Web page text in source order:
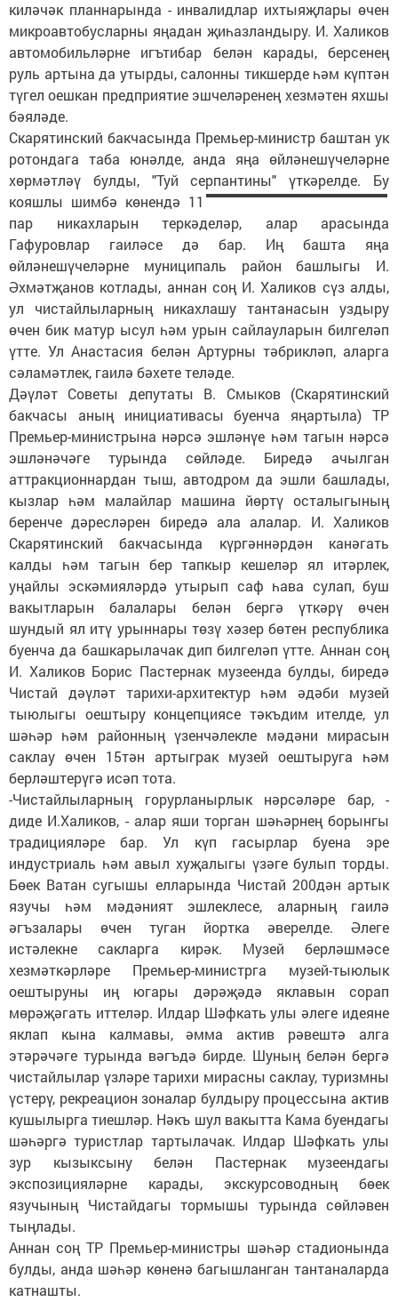
киләчәк планнарында - инвалидлар ихтыяҗлары өчен
микроавтобусларны яңадан җиһазландыру. И. Халиков
автомобильләрне игътибар белән карады, берсенең
руль артына да утырды, салонны тикшерде һәм күптән
түгел оешкан предприятие эшчеләренең хезмәтен яхшы
бәяләде.
Скарятинский бакчасында Премьер-министр баштан ук
ротондага таба юнәлде, анда яңа өйләнешүчеләрне
хөрмәтләү булды, "Туй серпантины" үткәрелде. Бу
кояшлы шимбә көнендә 11
пар никахларын теркәделәр, алар арасында
Гафуровлар гаиләсе дә бар. Иң башта яңа
өйләнешүчеләрне муниципаль район башлыгы И.
Әхмәтҗанов котлады, аннан соң И. Халиков сүз алды,
ул чистайлыларның никахлашу тантанасын уздыру
өчен бик матур ысул һәм урын сайлауларын билгеләп
үтте. Ул Анастасия белән Артурны тәбрикләп, аларга
сәламәтлек, гаилә бәхете теләде.
Дәүләт Советы депутаты В. Смыков (Скарятинский
бакчасы аның инициативасы буенча яңартыла) ТР
Премьер-министрына нәрсә эшләнүе һәм тагын нәрсә
эшләнәчәге турында сөйләде. Биредә ачылган
аттракционнардан тыш, автодром да эшли башлады,
кызлар һәм малайлар машина йөртү осталыгының
беренче дәресләрен биредә ала алалар. И. Халиков
Скарятинский бакчасында күргәннәрдән канәгать
калды һәм тагын бер тапкыр кешеләр ял итәрлек,
уңайлы эскәмияләрдә утырып саф һава сулап, буш
вакытларын балалары белән бергә үткәрү өчен
шундый ял итү урыннары төзү хәзер бөтен республика
буенча да башкарылачак дип билгеләп үтте. Аннан соң
И. Халиков Борис Пастернак музеенда булды, биредә
Чистай дәүләт тарихи-архитектур һәм әдәби музей
тыюлыгы оештыру концепциясе тәкъдим ителде, ул
шәһәр һәм районның үзенчәлекле мәдәни мирасын
саклау өчен 15тән артыграк музей оештыруга һәм
берләштерүгә исәп тота.
-Чистайлыларның горурланырлык нәрсәләре бар, -
диде И.Халиков, - алар яши торган шәһәрнең борынгы
традицияләре бар. Ул күп гасырлар буена эре
индустриаль һәм авыл хуҗалыгы үзәге булып торды.
Бөек Ватан сугышы елларында Чистай 200дән артык
язучы һәм мәдәният эшлеклесе, аларның гаилә
әгъзалары өчен туган йортка әверелде. Әлеге
истәлекне сакларга кирәк. Музей берләшмәсе
хезмәткәрләре Премьер-министрга музей-тыюлык
оештыруны иң югары дәрәҗәдә яклавын сорап
мөрәҗәгать иттеләр. Илдар Шәфкать улы әлеге идеяне
яклап кына калмавы, әмма актив рәвештә алга
этәрәчәге турында вәгъдә бирде. Шуның белән бергә
чистайлылар үзләре тарихи мирасны саклау, туризмны
үстерү, рекреацион зоналар булдыру процессына актив
кушылырга тиешләр. Нәкъ шул вакытта Кама буендагы
шәһәргә туристлар тартылачак. Илдар Шәфкать улы
зур кызыксыну белән Пастернак музеендагы
экспозицияләрне карады, экскурсоводның бөек
язучының Чистайдагы тормышы турында сөйләвен
тыңлады.
Аннан соң ТР Премьер-министры шәһәр стадионында
булды, анда шәһәр көненә багышланган тантаналарда
катнашты.